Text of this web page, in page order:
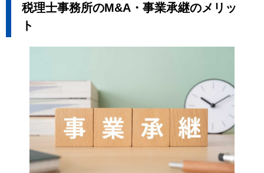
税理士事務所のM&A・事業承継のメリッ
ト